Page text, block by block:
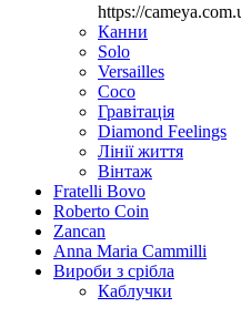
https://
Канни
Solo
Versailles
Coco
Гравітація
Diamond Feelings
Лінії життя
Вінтаж
Fratelli Bovo
Roberto Coin
Zancan
Anna Maria Cammilli
Вироби з срібла
Каблучки